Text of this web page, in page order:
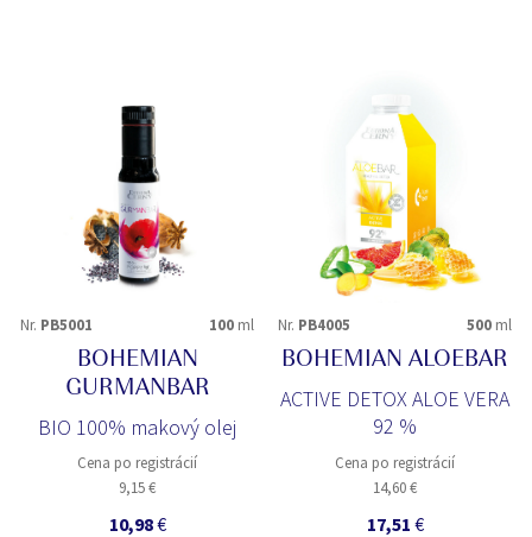
Nr. PB5001 100 ml
BOHEMIAN
GURMANBAR
BIO 100% makový olej
Cena po registrácií
9,15 €
10,98€
Nr. PB4005 500 ml
BOHEMIAN ALOEBAR
ACTIVE DETOX ALOE VERA
92 %
Cena po registrácií
14,60 €
17,51 €